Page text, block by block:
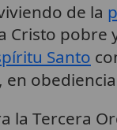
de la
Cristo pobre
Santo
la Tercera